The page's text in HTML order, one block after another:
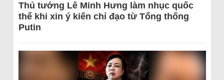
Thủ tướng Lê Minh Hưng làm nhục quốc
thể khi xin ý kiến chỉ đạo từ Tổng thống
Putin